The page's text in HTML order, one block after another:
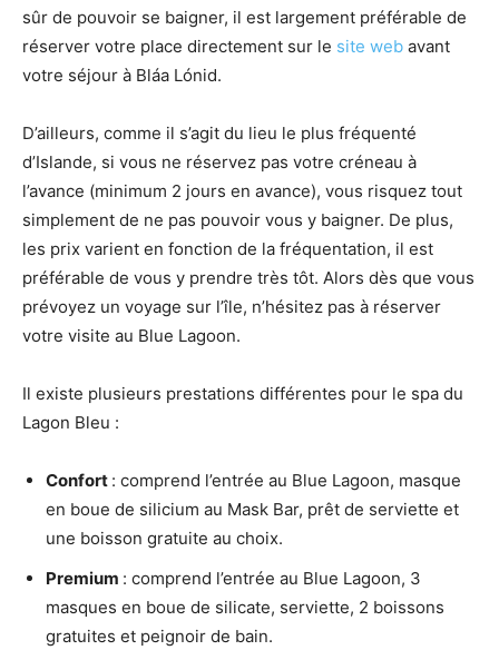
sûr de pouvoir se baigner, il est largement préférable de
réserver votre place directement sur le site web avant
votre séjour à Bláa Lónid.
D’ailleurs, comme il s’agit du lieu le plus fréquenté
d’Islande, si vous ne réservez pas votre créneau à
l’avance (minimum 2 jours en avance), vous risquez tout
simplement de ne pas pouvoir vous y baigner. De plus,
les prix varient en fonction de la fréquentation, il est
préférable de vous y prendre très tôt. Alors dès que vous
prévoyez un voyage sur l’île, n’hésitez pas à réserver
votre visite au Blue Lagoon.
Il existe plusieurs prestations différentes pour le spa du
Lagon Bleu :
Confort : comprend l’entrée au Blue Lagoon, masque
en boue de silicium au Mask Bar, prêt de serviette et
une boisson gratuite au choix.
Premium : comprend l’entrée au Blue Lagoon, 3
masques en boue de silicate, serviette, 2 boissons
gratuites et peignoir de bain.